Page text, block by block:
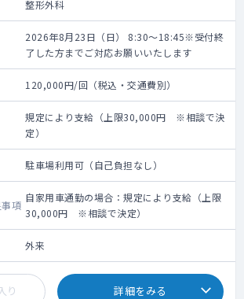
整形外科
2026年8月23日（日） 8:30～18:45※受付終
了した方までご対応お願いいたします
120,000円/回（税込・交通費別）
規定により支給（上限30,000円 ※相談で決
定）
駐車場利用可（自己負担なし）
項
自家用車通勤の場合：規定により支給（上限
30,000円 ※相談で決定）
外来
り 詳細をみる